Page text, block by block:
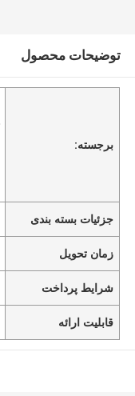
توضیحات محصول
برجسته:
جزئیات بسته بندی
زمان تحویل
شرایط پرداخت
قابلیت ارائه